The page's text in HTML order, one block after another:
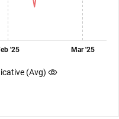
'25 Mar '25
(Avg)